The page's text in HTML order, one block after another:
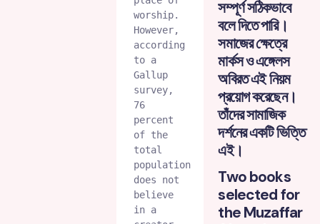
worship.
However,
according
to a
Gallup
survey,
76
percent
of the
total
population
does not
believe
in a
সম্পূর্ণ সঠিকভাবে
বলে দিতে পারি।
সমাজের ক্ষেত্রে
মার্কস ও এঙ্গেলস
অবিরত এই নিয়ম
প্রয়োগ করেছেন।
তাঁদের সামাজিক
দর্শনের একটি ভিত্তি
এই।
Two books
selected for
the Muzaffar